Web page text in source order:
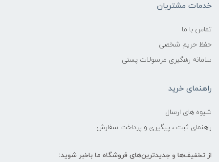
خدمات مشتریان
تماس با ما
حفظ حریم شخصی
سامانه رهگیری مرسولات پستی
راهنمای خرید
شیوه های ارسال
راهنمای ثبت ، پیگیری و پرداخت سفارش
از تخفیف‌ها و جدیدترین‌های فروشگاه ما باخبر شوید: